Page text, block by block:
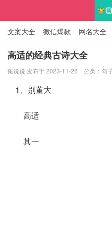
文案大全 微信爆款 网名大全
知识大全
高适的经典古诗大全
集说说 发布于 2023-11-26 分类： 句
1、别董大
高适
其一